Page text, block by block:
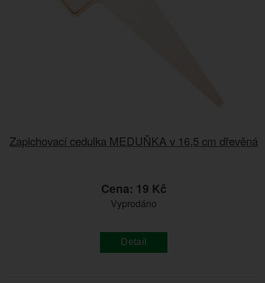
Zapichovací cedulka MEDUŇKA v 16,5 cm dřevěná
Cena: 19 Kč
Vyprodáno
Detail